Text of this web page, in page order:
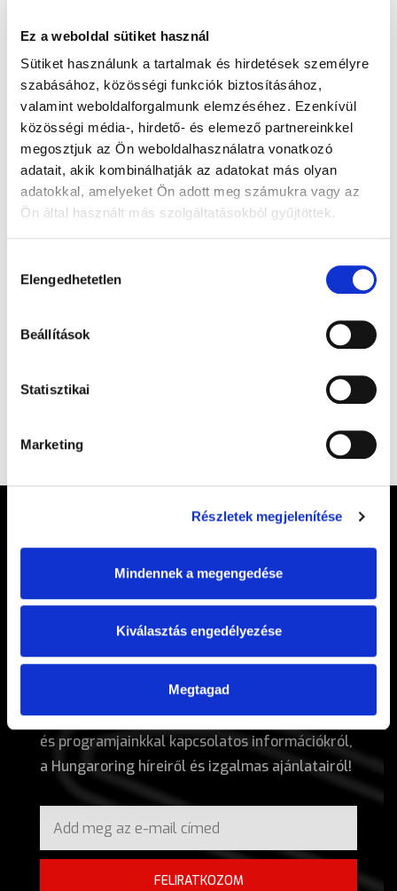
Ez a weboldal sütiket használ
Sütiket használunk a tartalmak és hirdetések személyre
szabásához, közösségi funkciók biztosításához,
valamint weboldalforgalmunk elemzéséhez. Ezenkívül
közösségi média-, hirdető- és elemező partnereinkkel
megosztjuk az Ön weboldalhasználatra vonatkozó
adatait, akik kombinálhatják az adatokat más olyan
adatokkal, amelyeket Ön adott meg számukra vagy az
Ön által használt más szolgáltatásokból gyűjtöttek.
kiválasztása
Elengedhetetlen
Beállítások
Statisztikai
Marketing
Részletek megjelenítése
Mindennek a megengedése
Kiválasztás engedélyezése
Megtagad
Légy tagja a Hungaroring Fan Clubnak!
Csatlakozz, hogy értesülj a Magyar Nagydíjjal
és programjainkkal kapcsolatos információkról,
a Hungaroring híreiről és izgalmas ajánlatairól!
FELIRATKOZOM